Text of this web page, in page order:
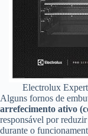
Electrolux
Alguns fornos de
arrefecimento ativo
responsável por
durante o